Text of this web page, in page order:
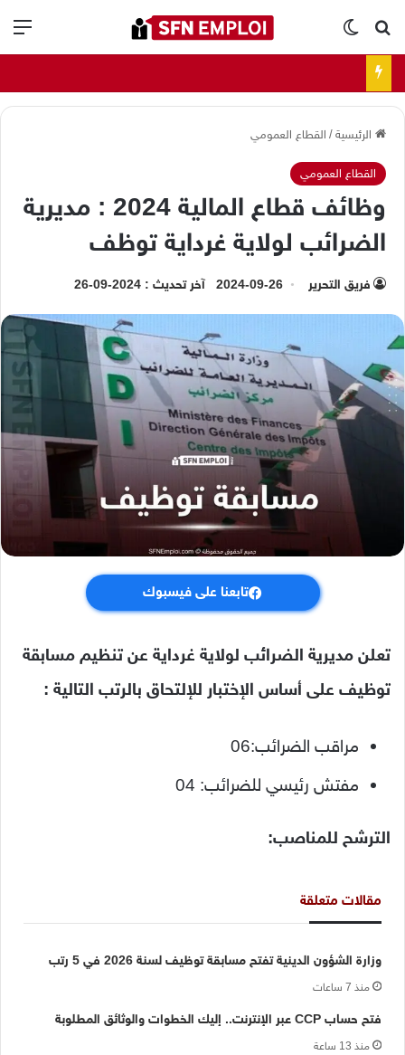
بحث عنالوضع المظلم
الرئيسية/ القطاع العمومي
القطاع العمومي
وظائف قطاع المالية 2024 : مديرية
الضرائب لولاية غرداية توظف
فريق التحرير 2024-09-26 آخر تحديث : 2024-09-26
تابعنا على فيسبوك
تعلن مديرية الضرائب لولاية غرداية عن تنظيم مسابقة
توظيف على أساس الإختبار للإلتحاق بالرتب التالية :
مراقب الضرائب:06
مفتش رئيسي للضرائب: 04
الترشح للمناصب:
مقالات متعلقة
وزارة الشؤون الدينية تفتح مسابقة توظيف لسنة 2026 في 5 رتب
منذ 7 ساعات
فتح حساب CCP عبر الإنترنت.. إليك الخطوات والوثائق المطلوبة
منذ 13 ساعة